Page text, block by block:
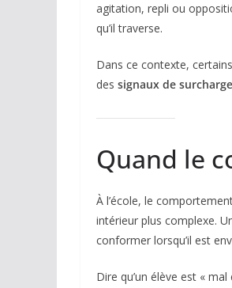
agitation, repli ou
qu’il traverse.
Dans ce contexte,
des signaux de
Quand le
À l’école, le
intérieur plus complexe.
conformer lorsqu’il est
Dire qu’un élève est «